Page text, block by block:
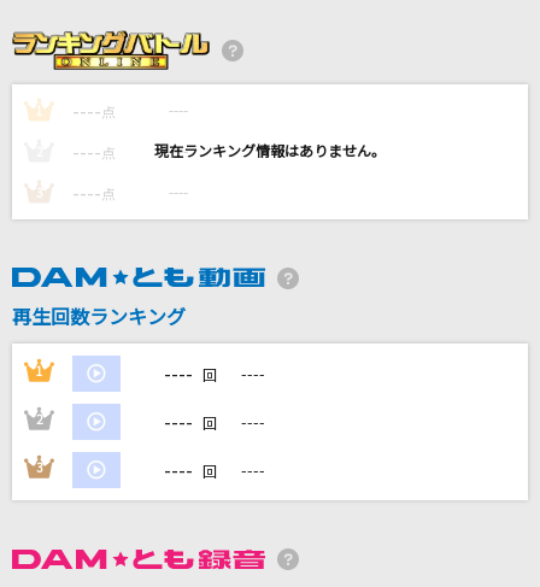
多分、風。
サカナクション
夏夜のマジック
[生音]The Beginning
DAMの新曲・ランキングなど
1 ---- 点 ----
---- 点 ----
3 ---- 点 ----
再生回数ランキング
1 ---- 回 ----
2 ---- 回 ----
3 ---- 回 ----